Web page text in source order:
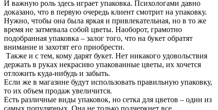
И важную роль здесь играет упаковка. Психологами давно
доказано, что в первую очередь клиент смотрит на упаковку.
Нужно, чтобы она была яркая и привлекательная, но в то же
время не затмевала собой цветы. Наоборот, грамотно
подобранная упаковка – залог того, что на букет обратят
внимание и захотят его приобрести.
Также и с тем, кому дарят букет. Нет никакого удовольствия
держать в руках некрасиво упакованные цветы, их хочется
отложить куда-нибудь и забыть.
Если же в магазине будут использовать правильную упаковку,
то их объем продаж увеличится.
Есть различные виды упаковок, но сетка для цветов – один из
самых популярных. Она не только подчеркнет все